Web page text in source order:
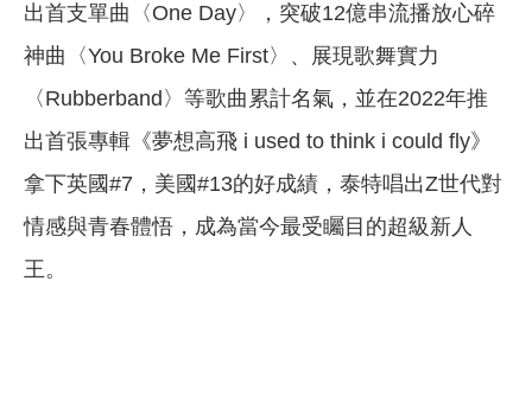
出首支單曲〈One Day〉，突破12億串流播放心碎
神曲〈You Broke Me First〉、展現歌舞實力
〈Rubberband〉等歌曲累計名氣，並在2022年推
出首張專輯《夢想高飛 i used to think i could fly》
拿下英國#7，美國#13的好成績，泰特唱出Z世代對
情感與青春體悟，成為當今最受矚目的超級新人
王。